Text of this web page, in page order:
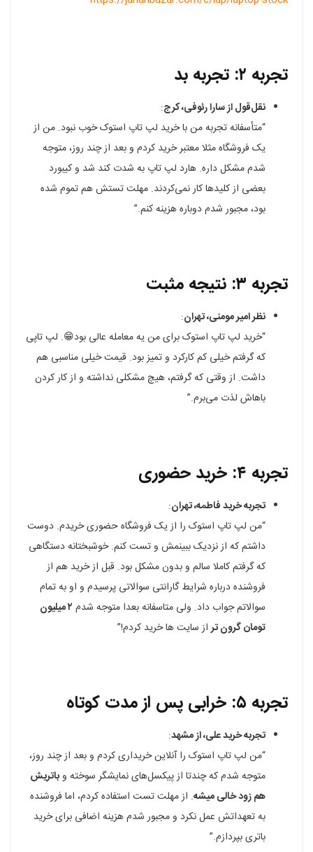
تجربه ۲: تجربه بد
نقل‌قول از سارا رئوفی، کرج:
“متأسفانه تجربه من با خرید لپ تاپ استوک خوب نبود. من از
یک فروشگاه مثلا معتبر خرید کردم و بعد از چند روز، متوجه
شدم مشکل داره. هارد لپ تاپ به شدت کند شد و کیبورد
بعضی از کلیدها کار نمی‌کردند. مهلت تستش هم تموم شده
بود، مجبور شدم دوباره هزینه کنم.”
تجربه ۳: نتیجه مثبت
نظر امیر مومنی، تهران:
“خرید لپ تاپ استوک برای من یه معامله عالی بود😁. لپ تاپی
که گرفتم خیلی کم کارکرد و تمیز بود. قیمت خیلی مناسبی هم
داشت. از وقتی که گرفتم، هیچ مشکلی نداشته و از کار کردن
باهاش لذت می‌برم.”
تجربه ۴: خرید حضوری
تجربه خرید فاطمه، تهران:
“من لپ تاپ استوک را از یک فروشگاه حضوری خریدم. دوست
داشتم که از نزدیک ببینمش و تست کنم. خوشبختانه دستگاهی
که گرفتم کاملا سالم و بدون مشکل بود. قبل از خرید هم از
فروشنده درباره شرایط گارانتی سوالاتی پرسیدم و او به تمام
سوالاتم جواب داد. ولی متاسفانه بعدا متوجه شدم ۲ میلیون
تومان گرون تراز سایت ها خرید کردم!”
تجربه ۵: خرابی پس از مدت کوتاه
تجربه خرید علی، از مشهد:
“من لپ تاپ استوک را آنلاین خریداری کردم و بعد از چند روز،
متوجه شدم که چندتا از پیکسل‌های نمایشگر سوخته و باتریش
هم زود خالی میشه. از مهلت تست استفاده کردم، اما فروشنده
به تعهداتش عمل نکرد و مجبور شدم هزینه اضافی برای خرید
باتری بپردازم.”